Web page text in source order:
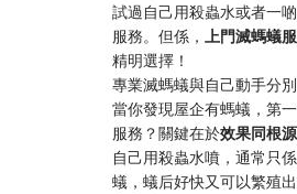
試過自己用殺蟲水或者一
服務。但係，​ 上門滅螞蟻
精明選擇！
專業滅螞蟻與自己動手分別
當你發現屋企有螞蟻，第
服務？關鍵在於​​效果同根源​
自己用殺蟲水噴，通常只
蟻，蟻后好快又可以繁殖